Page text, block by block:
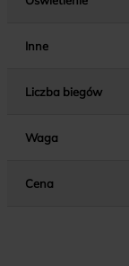
Inne
Liczba biegów
Waga
Cena